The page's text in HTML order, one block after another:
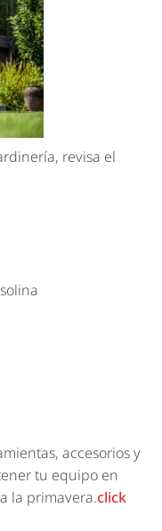
revisa el
accesorios y
tu equipo en
la primavera.click